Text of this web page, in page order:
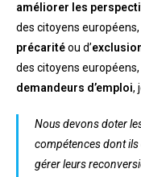
améliorer les
des citoyens
précaritéou d’
des citoyens
demandeurs d’emploi,
Nous devons doter
compétences dont
gérer leurs